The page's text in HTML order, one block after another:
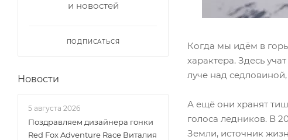
Когда мы идём в
характера. Здесь
луче над
А ещё они хранят
голоса ледников. В
Земли, источник
и новостей
ПОДПИСАТЬСЯ
Новости
5 августа 2026
Поздравляем дизайнера гонки
Red Fox Adventure Race Виталия